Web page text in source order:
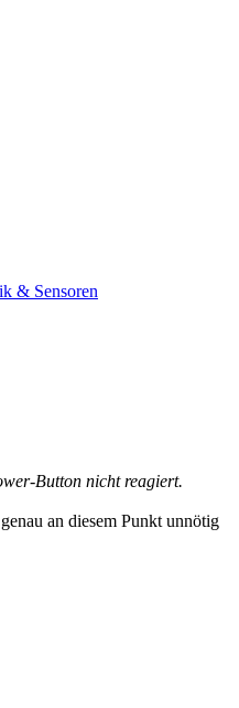
& Sensoren
Button nicht reagiert.
an diesem Punkt unnötig